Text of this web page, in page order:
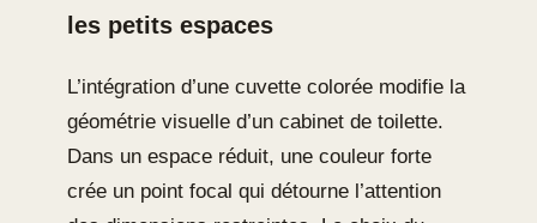
les petits espaces
L’intégration d’une cuvette colorée modifie la
géométrie visuelle d’un cabinet de toilette.
Dans un espace réduit, une couleur forte
crée un point focal qui détourne l’attention